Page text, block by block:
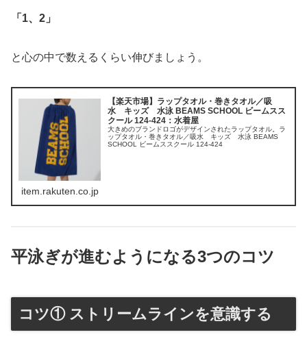
「1、2」
と心の中で数えるくらい伸びましょう。
【楽天市場】ラップタオル・巻きタオル／吸
水 キッズ 水泳 BEAMS SCHOOL ビームスス
クール 124-424：水着屋
大きめのブランドロゴがデザインされたラップタオル。ラ
ップタオル・巻きタオル／吸水 キッズ 水泳 BEAMS
SCHOOL ビームススクール 124-424
item.rakuten.co.jp
平泳ぎが進むようになる3つのコツ
コツ① ストリームラインを意識する